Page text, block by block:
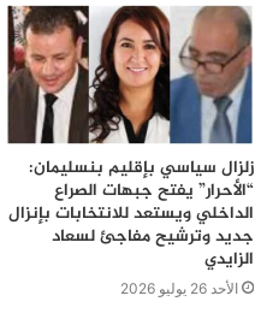
زلزال سياسي بإقليم بنسليمان:
“الأحرار” يفتح جبهات الصراع
الداخلي ويستعد للانتخابات بإنزال
جديد وترشيح مفاجئ لسعاد
الزايدي
الأحد 26 يوليو 2026